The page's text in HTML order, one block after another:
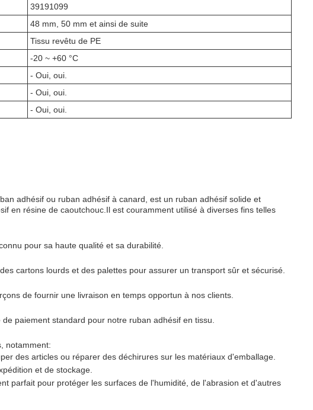
39191099
48 mm, 50 mm et ainsi de suite
Tissu revêtu de PE
-20 ~ +60 °C
- Oui, oui.
- Oui, oui.
- Oui, oui.
adhésif ou ruban adhésif à canard, est un ruban adhésif solide et
en résine de caoutchouc.Il est couramment utilisé à diverses fins telles
pour sa haute qualité et sa durabilité.
cartons lourds et des palettes pour assurer un transport sûr et sécurisé.
de fournir une livraison en temps opportun à nos clients.
paiement standard pour notre ruban adhésif en tissu.
notamment:
des articles ou réparer des déchirures sur les matériaux d'emballage.
et de stockage.
parfait pour protéger les surfaces de l'humidité, de l'abrasion et d'autres